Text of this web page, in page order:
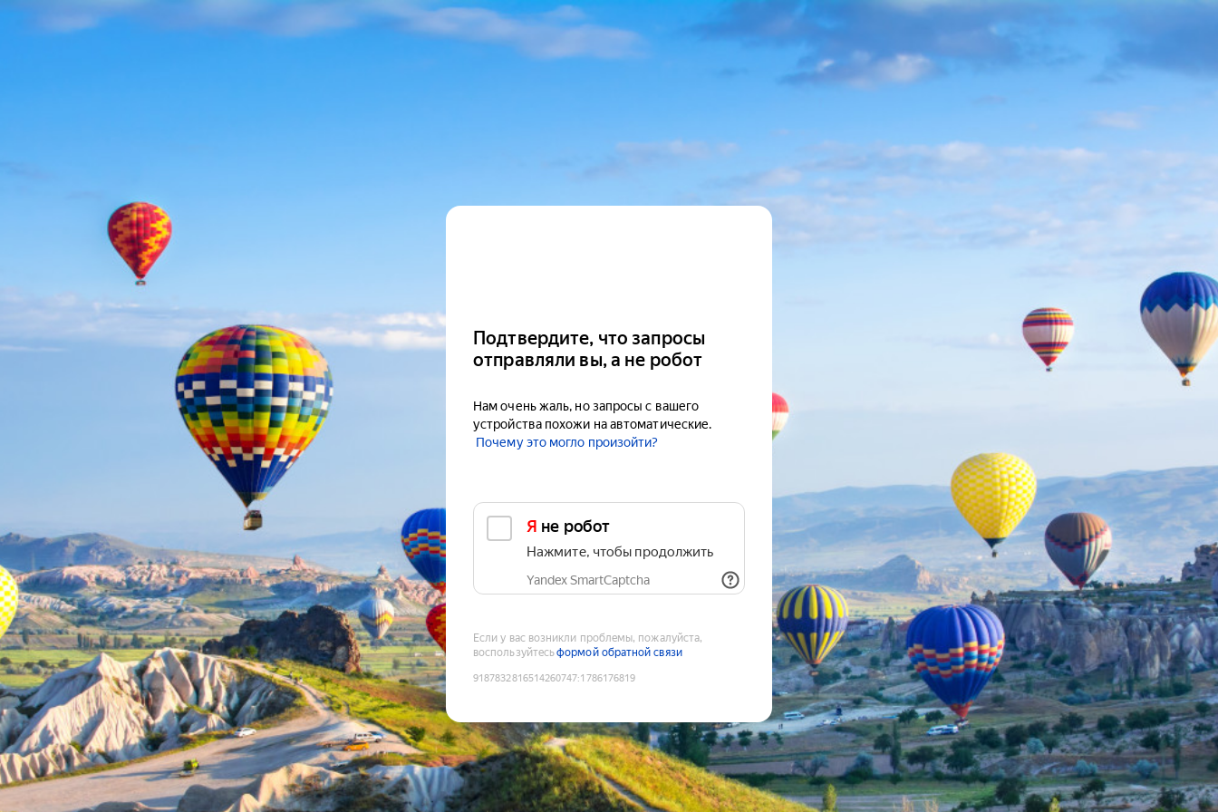
Подтвердите, что запросы
отправляли вы, а не робот
Нам очень жаль, но запросы с вашего
устройства похожи на автоматические.
Почему это могло произойти?
Я не робот
Нажмите, чтобы продолжить
Yandex SmartCaptcha
Если у вас возникли проблемы, пожалуйста,
воспользуйтесьформой обратной связи
9187832816514260747:1786176819